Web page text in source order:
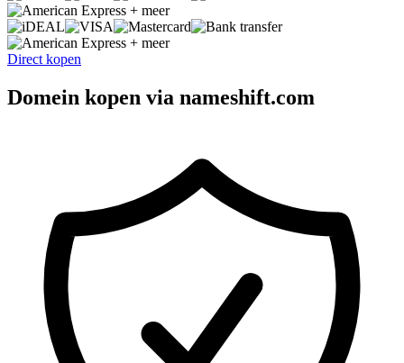
+ meer
+ meer
Direct kopen
Domein kopen via nameshift.com